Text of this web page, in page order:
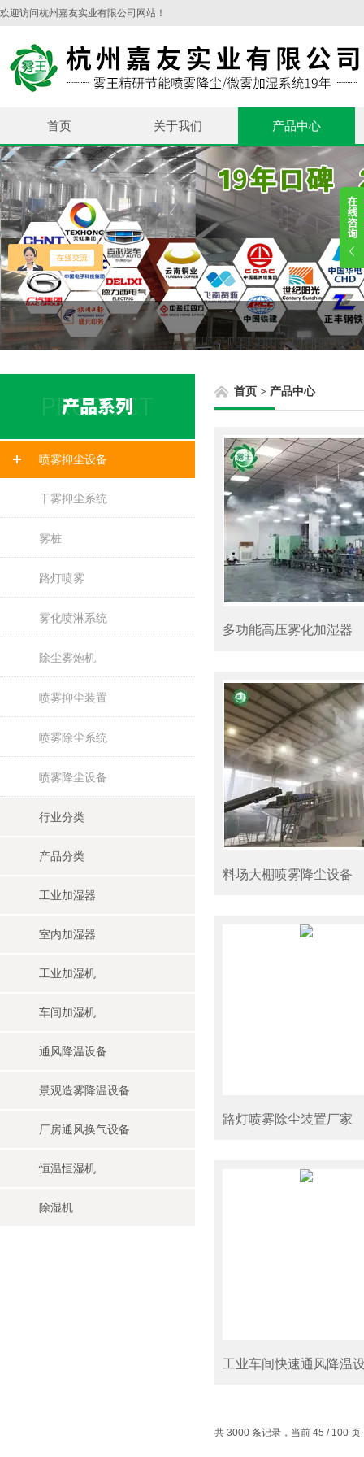
欢迎访问杭州嘉友实业有限公司网站！
首页 关于我们 产品中心
喷雾抑尘设备
干雾抑尘系统
雾桩
路灯喷雾
雾化喷淋系统
除尘雾炮机
喷雾抑尘装置
喷雾除尘系统
喷雾降尘设备
行业分类
产品分类
工业加湿器
室内加湿器
工业加湿机
车间加湿机
通风降温设备
景观造雾降温设备
厂房通风换气设备
恒温恒湿机
除湿机
首页 > 产品中心
多功能高压雾化加湿器
料场大棚喷雾降尘设备
路灯喷雾除尘装置厂家
工业车间快速通风降温
共 3000 条记录，当前 45 / 100